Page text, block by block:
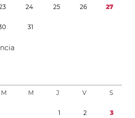
3 24 25 26 27
0 31
M M J V S
1 2 3